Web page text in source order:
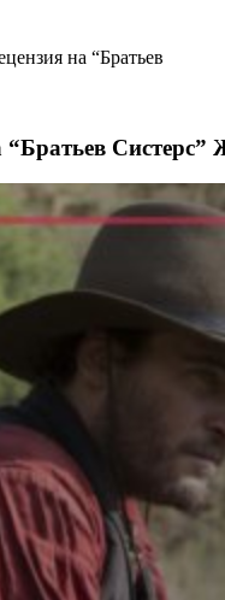
на “Братьев
“Братьев